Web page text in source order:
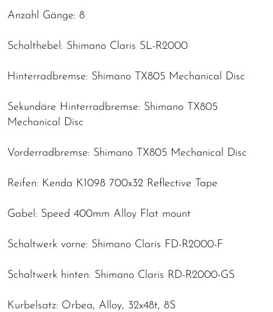
Anzahl Gänge: 8
Schalthebel: Shimano Claris SL-R2000
Hinterradbremse: Shimano TX805 Mechanical Disc
Sekundäre Hinterradbremse: Shimano TX805
Mechanical Disc
Vorderradbremse: Shimano TX805 Mechanical Disc
Reifen: Kenda K1098 700x32 Reflective Tape
Gabel: Speed 400mm Alloy Flat mount
Schaltwerk vorne: Shimano Claris FD-R2000-F
Schaltwerk hinten: Shimano Claris RD-R2000-GS
Kurbelsatz: Orbea, Alloy, 32x48t, 8S